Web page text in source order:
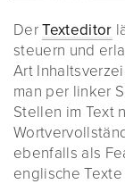
DerTexteditor
steuern und
Art
man per linker
Stellen im Text
ebenfalls als
englische Texte